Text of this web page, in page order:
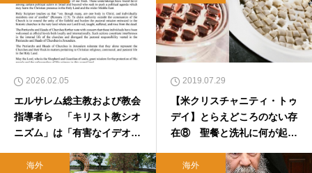
2026.02.05
エルサレム総主教および教会
指導者ら 「キリスト教シオ
ニズム」は「有害なイデオロ
2019.07.29
【米クリスチャニティ・トゥ
デイ】とらえどころのない存
在⑧ 聖餐と洗礼に何が起き
海外 海外